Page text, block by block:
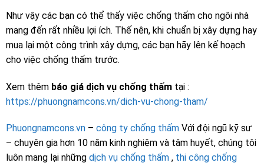
Như vậy các bạn có thể thấy việc chống thấm cho ngôi nhà
mang đến rất nhiều lợi ích. Thế nên, khi chuẩn bị xây dựng hay
mua lại một công trình xây dựng, các bạn hãy lên kế hoạch
cho việc chống thấm trước.
Xem thêm báo giá dịch vụ chống thấm tại :
https://phuongnamcons.vn/dich-vu-chong-tham/
Phuongnamcons.vn – công ty chống thấm Với đội ngũ kỹ sư
– chuyên gia hơn 10 năm kinh nghiệm và tâm huyết, chúng tôi
luôn mang lại những dịch vụ chống thấm , thi công chống